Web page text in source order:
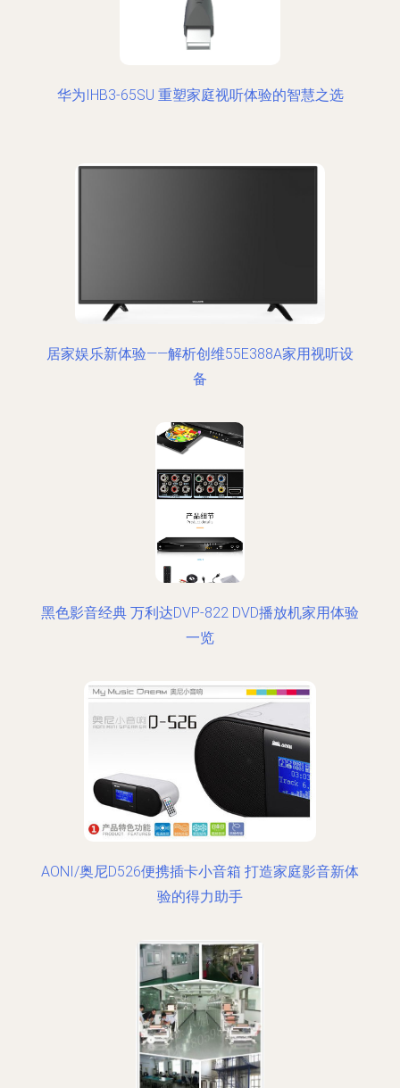
华为IHB3-65SU 重塑家庭视听体验的智慧之选
居家娱乐新体验——解析创维55E388A家用视听设
备
黑色影音经典 万利达DVP-822 DVD播放机家用体验
一览
AONI/奥尼D526便携插卡小音箱 打造家庭影音新体
验的得力助手